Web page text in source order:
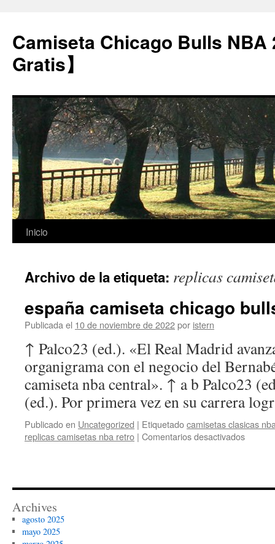
Camiseta Chicago Bulls NBA
Gratis】
Saltar
contenido
Inicio
Archivo de la etiqueta: replicas
españa camiseta chicago
Publicada el 10 de noviembre de 2022por istern
↑ Palco23 (ed.). «El Real Madrid
organigrama con el negocio del
camiseta nba central». ↑ a b Palco23
(ed.). Por primera vez en su carrera
Publicado en Uncategorized | Etiquetadocamisetas clasicas
replicas camisetas nba retro | Comentarios desactivadosen
bulls
Archives
agosto 2025
mayo 2025